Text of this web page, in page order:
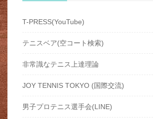
T-PRESS(YouTube)
テニスベア(空コート検索)
非常識なテニス上達理論
JOY TENNIS TOKYO (国際交流)
男子プロテニス選手会(LINE)